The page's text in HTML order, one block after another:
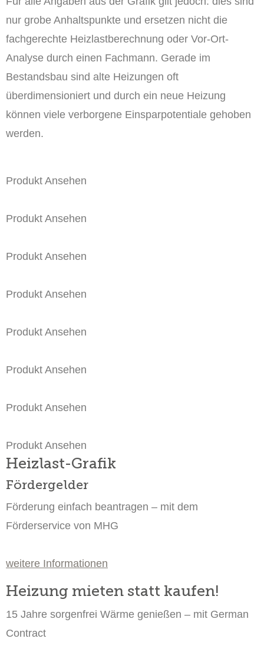
nur grobe Anhaltspunkte und ersetzen nicht die
fachgerechte Heizlastberechnung oder Vor-Ort-
Analyse durch einen Fachmann. Gerade im
Bestandsbau sind alte Heizungen oft
überdimensioniert und durch ein neue Heizung
können viele verborgene Einsparpotentiale gehoben
werden.
Produkt Ansehen
Produkt Ansehen
Produkt Ansehen
Produkt Ansehen
Produkt Ansehen
Produkt Ansehen
Produkt Ansehen
Produkt Ansehen
Heizlast-Grafik
Fördergelder
Förderung einfach beantragen – mit dem
Förderservice von MHG
weitere Informationen
Heizung mieten statt kaufen!
15 Jahre sorgenfrei Wärme genießen – mit German
Contract